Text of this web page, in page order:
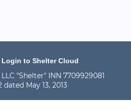
Login to Shelter Cloud
"Shelter" INN 7709929081
dated May 13, 2013